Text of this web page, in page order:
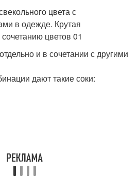
и в сочетании с другими
дают такие соки: